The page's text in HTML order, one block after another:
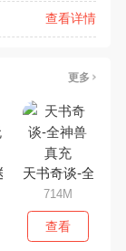
查看详情
更多
GM无限充
天书奇谈-全神兽
714M
查看